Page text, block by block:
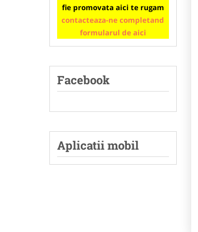
fie promovata aici te rugam
contacteaza-ne completand
formularul de aici
Facebook
Aplicatii mobil